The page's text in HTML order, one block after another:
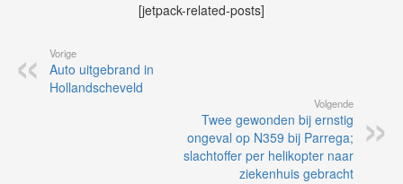
[jetpack-related-posts]
Vorige
Auto uitgebrand in
Hollandscheveld
Volgende
Twee gewonden bij ernstig
ongeval op N359 bij Parrega;
slachtoffer per helikopter naar
ziekenhuis gebracht